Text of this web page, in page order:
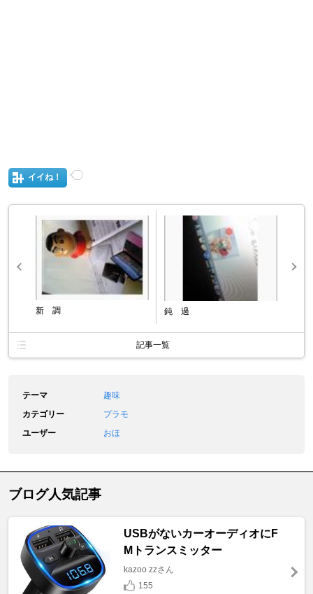
イイね！
新 調 鈍 過
記事一覧
テーマ
趣味
カテゴリー
プラモ
ユーザー
おほ
ブログ人気記事
USBがないカーオーディオにF
Mトランスミッター
kazoo zzさん
155